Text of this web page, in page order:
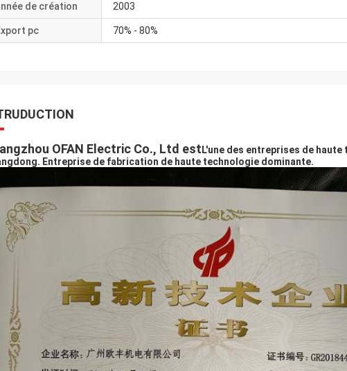
de création 2003
pc 70% - 80%
OFAN Electric Co., Ltd est L'une des entreprises de
Entreprise de fabrication de haute technologie dominante.